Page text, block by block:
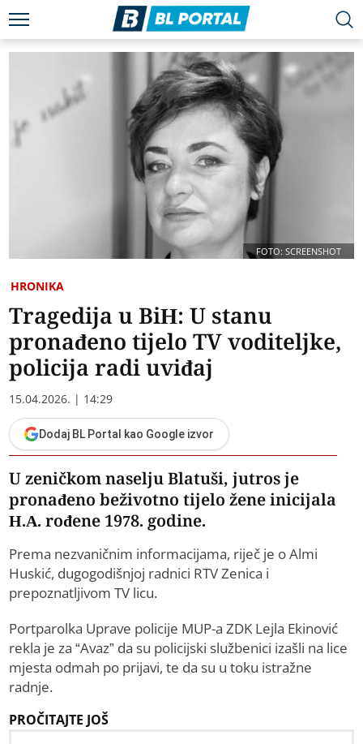
FOTO: SCREENSHOT
HRONIKA
Tragedija u BiH: U stanu
pronađeno tijelo TV voditeljke,
policija radi uviđaj
15.04.2026. | 14:29
Dodaj BL Portal kao Google izvor
U zeničkom naselju Blatuši, jutros je
pronađeno beživotno tijelo žene inicijala
H.A. rođene 1978. godine.
Prema nezvaničnim informacijama, riječ je o Almi
Huskić, dugogodišnjoj radnici RTV Zenica i
prepoznatljivom TV licu.
Portparolka Uprave policije MUP-a ZDK Lejla Ekinović
rekla je za “Avaz” da su policijski službenici izašli na lice
mjesta odmah po prijavi, te da su u toku istražne
radnje.
PROČITAJTE JOŠ